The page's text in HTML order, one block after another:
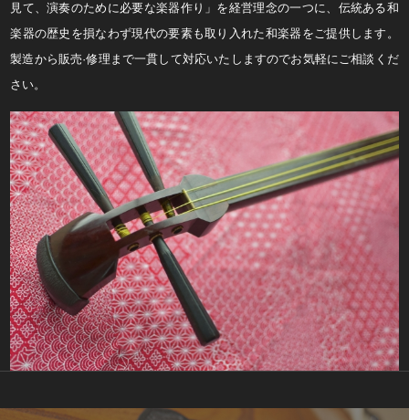
見て、演奏のために必要な楽器作り」を経営理念の一つに、伝統ある和
楽器の歴史を損なわず現代の要素も取り入れた和楽器をご提供します。
製造から販売·修理まで一貫して対応いたしますのでお気軽にご相談くだ
さい。